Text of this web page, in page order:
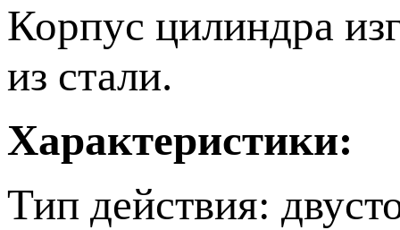
Корпус цилиндра
из стали.
Характеристики:
Тип действия: